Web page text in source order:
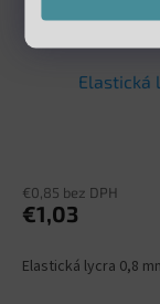
Elastická
€0,85 bez DPH
€1,03
Elastická lycra 0,8